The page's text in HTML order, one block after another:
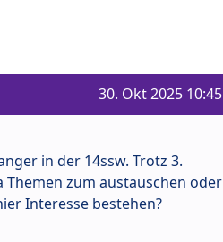
30. Okt 2025 10:45
in der 14ssw. Trotz 3.
zum austauschen oder
Interesse bestehen?